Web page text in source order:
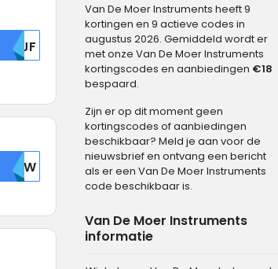
U1JF
MDIW
Van De Moer Instruments heeft 9
kortingen en 9 actieve codes in
augustus 2026. Gemiddeld wordt er
met onze Van De Moer Instruments
kortingscodes en aanbiedingen €18
bespaard.
Zijn er op dit moment geen
kortingscodes of aanbiedingen
beschikbaar? Meld je aan voor de
nieuwsbrief en ontvang een bericht
als er een Van De Moer Instruments
code beschikbaar is.
Van De Moer Instruments
informatie